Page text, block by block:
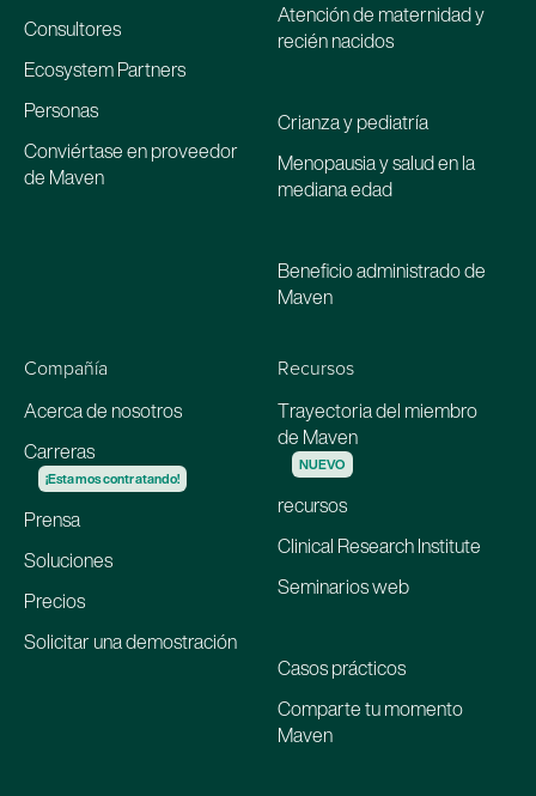
Consultores
Ecosystem Partners
Personas
Conviértase en proveedor
de Maven
Atención de maternidad y
recién nacidos
Crianza y pediatría
Menopausia y salud en la
mediana edad
Beneficio administrado de
Maven
Compañía
Acerca de nosotros
Carreras
¡Estamos contratando!
Prensa
Soluciones
Precios
Solicitar una demostración
Recursos
Trayectoria del miembro
de Maven
NUEVO
recursos
Clinical Research Institute
Seminarios web
Casos prácticos
Comparte tu momento
Maven